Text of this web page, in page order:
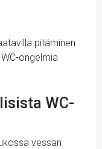
pitäminen
ongelmia
WC-
vessan